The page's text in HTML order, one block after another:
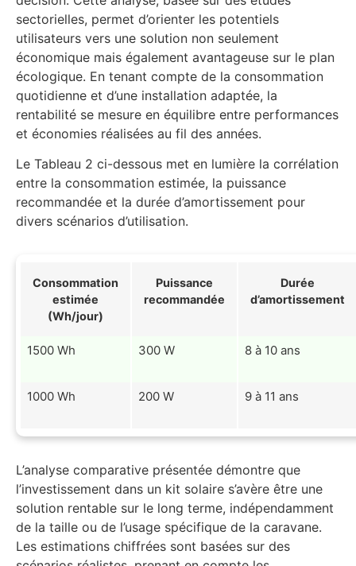
sectorielles, permet d’orienter les potentiels
utilisateurs vers une solution non seulement
économique mais également avantageuse sur le plan
écologique. En tenant compte de la consommation
quotidienne et d’une installation adaptée, la
rentabilité se mesure en équilibre entre performances
et économies réalisées au fil des années.
Le Tableau 2 ci-dessous met en lumière la corrélation
entre la consommation estimée, la puissance
recommandée et la durée d’amortissement pour
divers scénarios d’utilisation.
Consommation
estimée
(Wh/jour)
Puissance
recommandée
Durée
d’amortissement
1500 Wh 300 W 8 à 10 ans
1000 Wh 200 W 9 à 11 ans
L’analyse comparative présentée démontre que
l’investissement dans un kit solaire s’avère être une
solution rentable sur le long terme, indépendamment
de la taille ou de l’usage spécifique de la caravane.
Les estimations chiffrées sont basées sur des